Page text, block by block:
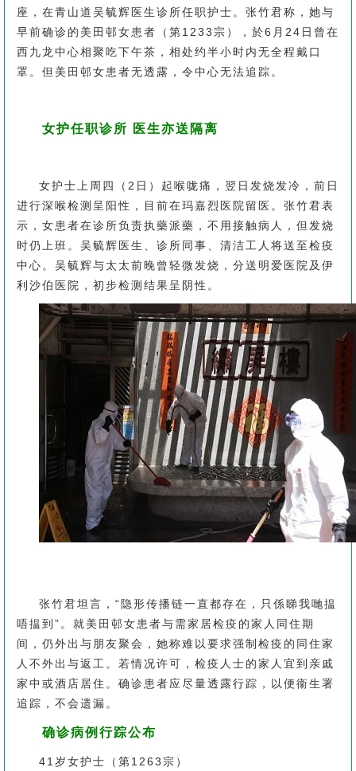
座，在青山道吴毓辉医生诊所任职护士。张竹君称，她与
早前确诊的美田邨女患者（第1233宗），於6月24日曾在
西九龙中心相聚吃下午茶，相处约半小时内无全程戴口
罩。但美田邨女患者无透露，令中心无法追踪。
女护任职诊所 医生亦送隔离
女护士上周四（2日）起喉咙痛，翌日发烧发冷，前日
进行深喉检测呈阳性，目前在玛嘉烈医院留医。张竹君表
示，女患者在诊所负责执藥派藥，不用接触病人，但发烧
时仍上班。吴毓辉医生、诊所同事、清洁工人将送至检疫
中心。吴毓辉与太太前晚曾轻微发烧，分送明爱医院及伊
利沙伯医院，初步检测结果呈阴性。
张竹君坦言，“隐形传播链一直都存在，只係睇我哋揾
唔揾到”。就美田邨女患者与需家居检疫的家人同住期
间，仍外出与朋友聚会，她称难以要求强制检疫的同住家
人不外出与返工。若情况许可，检疫人士的家人宜到亲戚
家中或酒店居住。确诊患者应尽量透露行踪，以便衞生署
追踪，不会遗漏。
确诊病例行踪公布
41岁女护士（第1263宗）